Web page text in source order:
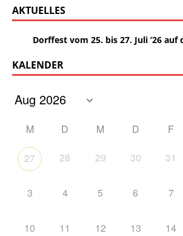
AKTUELLES
Dorffest vom 25. bis 27. Juli ’26 auf
KALENDER
M D M D F
27 28 29 30 31
3 4 5 6 7
10 11 12 13 14